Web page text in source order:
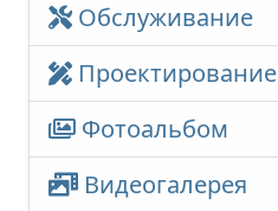
Обслуживание
Проектирование
Фотоальбом
Видеогалерея